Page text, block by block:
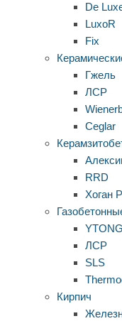
De
LuxoR
Fix
Гжель
ЛСР
Ceglar
RRD
Хоган
YTONG
ЛСР
SLS
Кирпич